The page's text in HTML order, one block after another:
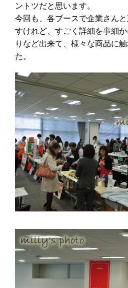
ントツだと思います。
今回も、各ブースで企業さん
すけれど、すごく詳細を事細
りなど出来て、様々な商品に
た。